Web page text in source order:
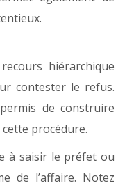
hiérarchique
contester le refus.
de construire
procédure.
à saisir le préfet ou
de l’affaire. Notez